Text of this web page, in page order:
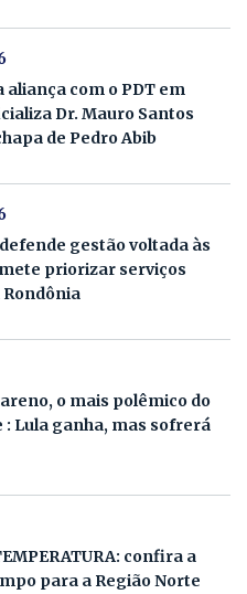
com o PDT em
Dr. Mauro Santos
de Pedro Abib
gestão voltada às
priorizar serviços
o mais polêmico do
: Lula ganha, mas sofrerá
confira a
para a Região Norte